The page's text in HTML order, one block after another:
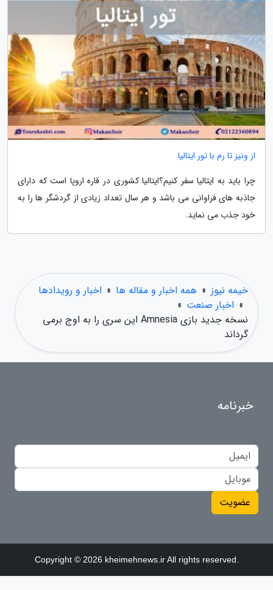
از ونیز تا رم با تور ایتالیا
چرا باید به ایتالیا سفر کنیم؟ایتالیا کشوری در قاره اروپا است که دارای
جاذبه های فراوانی می باشد و هر سال تعداد زیادی از گردشگر ها را به
خود جذب می نماید.
خیمه نیوز » همه اخبار و مقاله ها » اخبار و رویدادها
» اخبار صنعت »
نسخه جدید بازی Amnesia این سری را به اوج برمی
گرداند
خبرنامه
عضویت
Copyright © 2026 kheimehnews.ir All rights reserved.